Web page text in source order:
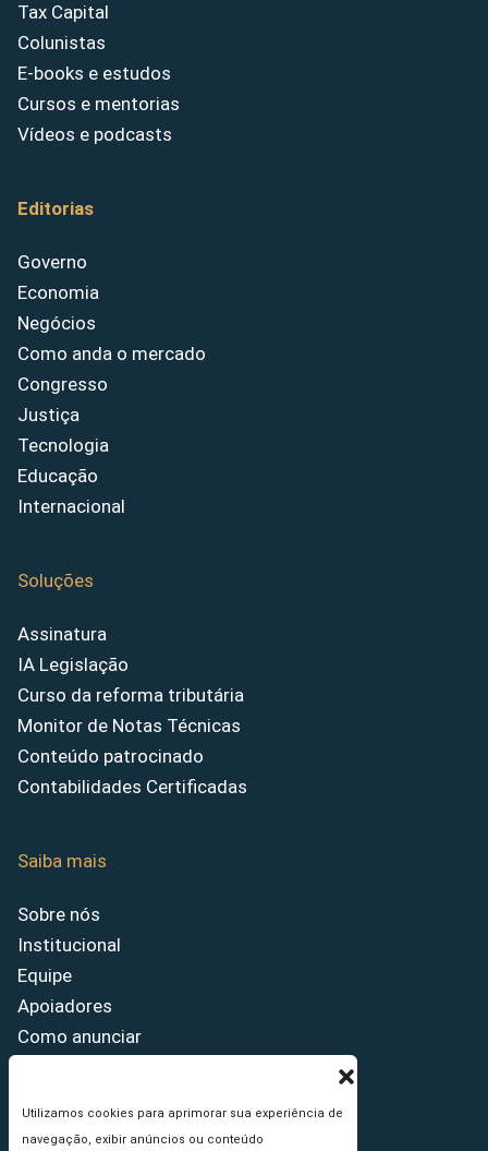
Utilizamos cookies para aprimorar sua experiência de
navegação, exibir anúncios ou conteúdo
Tax Capital
Colunistas
E-books e estudos
Cursos e mentorias
Vídeos e podcasts
Editorias
Governo
Economia
Negócios
Como anda o mercado
Congresso
Justiça
Tecnologia
Educação
Internacional
Soluções
Assinatura
IA Legislação
Curso da reforma tributária
Monitor de Notas Técnicas
Conteúdo patrocinado
Contabilidades Certificadas
Saiba mais
Sobre nós
Institucional
Equipe
Apoiadores
Como anunciar